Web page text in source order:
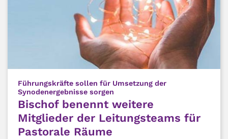
Führungskräfte sollen für Umsetzung der
Synodenergebnisse sorgen
Bischof benennt weitere
Mitglieder der Leitungsteams für
Pastorale Räume